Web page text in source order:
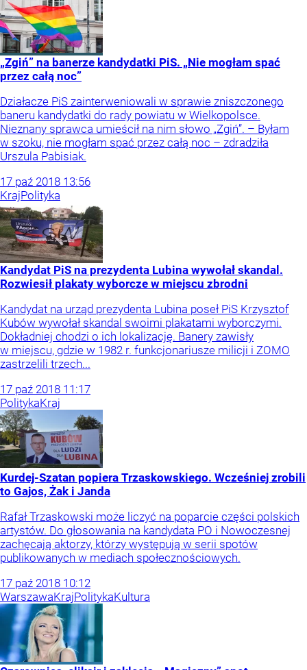
„Zgiń” na banerze kandydatki PiS. „Nie mogłam spać
przez całą noc”
Działacze PiS zainterweniowali w sprawie zniszczonego
baneru kandydatki do rady powiatu w Wielkopolsce.
Nieznany sprawca umieścił na nim słowo „Zgiń”. – Byłam
w szoku, nie mogłam spać przez całą noc – zdradziła
Urszula Pabisiak.
17 paź 2018 13:56
KrajPolityka
Kandydat PiS na prezydenta Lubina wywołał skandal.
Rozwiesił plakaty wyborcze w miejscu zbrodni
Kandydat na urząd prezydenta Lubina poseł PiS Krzysztof
Kubów wywołał skandal swoimi plakatami wyborczymi.
Dokładniej chodzi o ich lokalizację. Banery zawisły
w miejscu, gdzie w 1982 r. funkcjonariusze milicji i ZOMO
zastrzelili trzech...
17 paź 2018 11:17
PolitykaKraj
Kurdej-Szatan popiera Trzaskowskiego. Wcześniej zrobili
to Gajos, Żak i Janda
Rafał Trzaskowski może liczyć na poparcie części polskich
artystów. Do głosowania na kandydata PO i Nowoczesnej
zachęcają aktorzy, którzy występują w serii spotów
publikowanych w mediach społecznościowych.
17 paź 2018 10:12
WarszawaKrajPolitykaKultura